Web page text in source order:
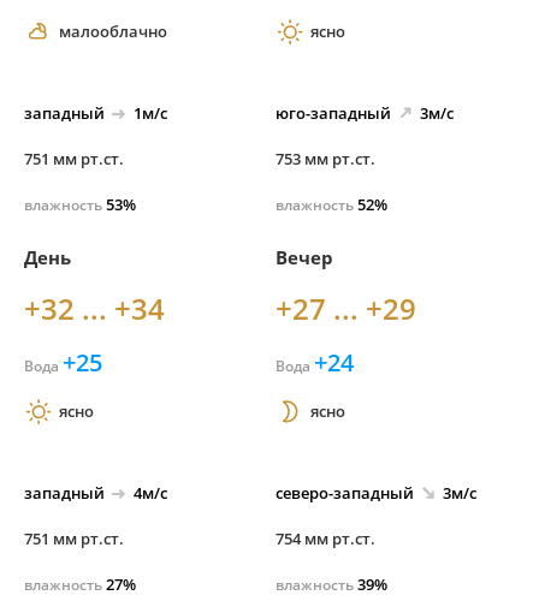
малооблачно
западный 1м/с
751 мм рт.ст.
влажность53%
ясно
юго-западный 3м/с
753 мм рт.ст.
влажность52%
День
+32 ... +34
Вода +25
ясно
западный 4м/с
751 мм рт.ст.
влажность27%
Вечер
+27 ... +29
Вода +24
ясно
северо-западный 3м/с
754 мм рт.ст.
влажность39%